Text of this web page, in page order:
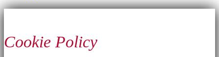
Cookie Policy